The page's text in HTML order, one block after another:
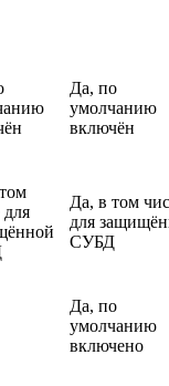
Да, по
умолчанию
включён
для
Да, в том
для
СУБД
Да, по
умолчанию
включено